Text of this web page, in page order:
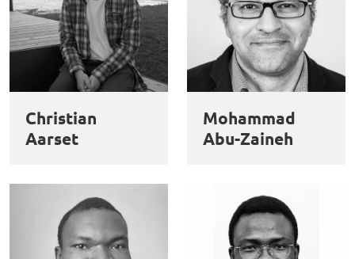
Christian
Aarset
Mohammad
Abu-Zaineh